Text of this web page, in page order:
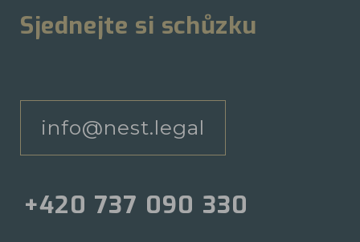
Sjednejte si schůzku
info@nest.legal
+420 737 090 330